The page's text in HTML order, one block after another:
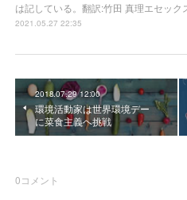
は記している。翻訳:竹田 真理エセック
2021.05.27 22:35
2018.07.29 12:00
環境活動家は世界環境デー
に菜食主義ヘ挑戦
0コメント